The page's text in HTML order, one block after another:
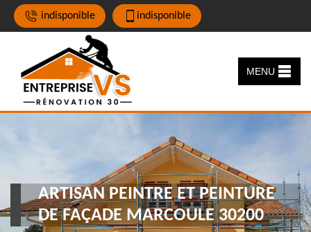
indisponible indisponible
MENU
ARTISAN PEINTRE ET PEINTURE
DE FAÇADE MARCOULE 30200